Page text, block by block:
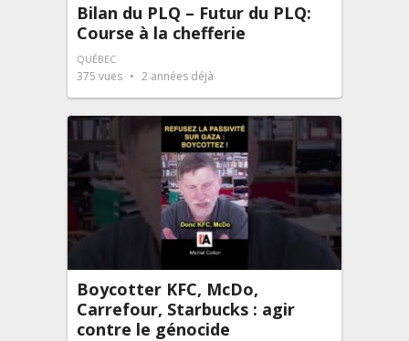
Bilan du PLQ – Futur du PLQ:
Course à la chefferie
QUÉBEC
375 vues 2 années déjà
Boycotter KFC, McDo,
Carrefour, Starbucks : agir
contre le génocide